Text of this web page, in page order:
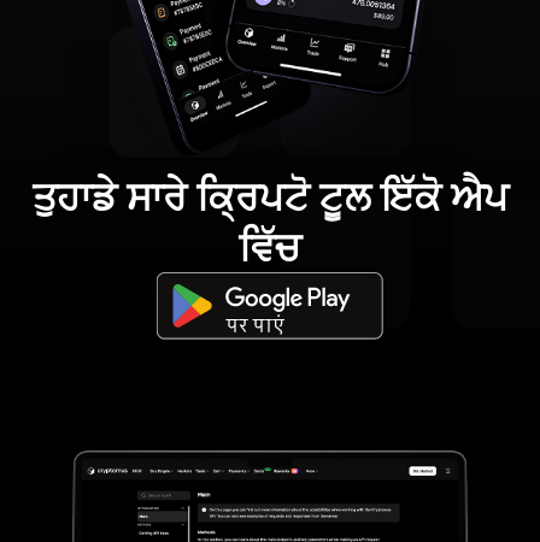
ਤੁਹਾਡੇ ਸਾਰੇ ਕ੍ਰਿਪਟੋ ਟੂਲ ਇੱਕੋ ਐਪ
ਵਿੱਚ